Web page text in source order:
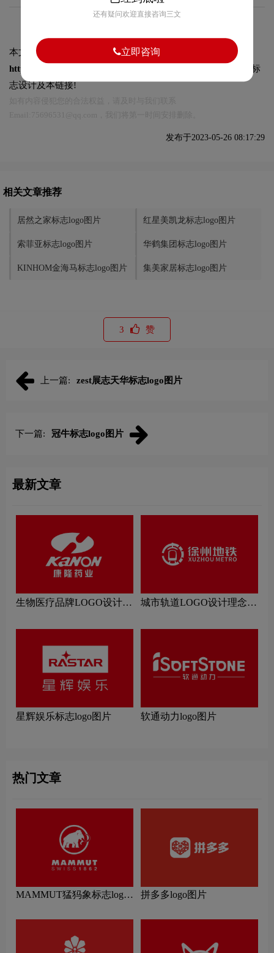
本文标题和链接
欧亚达标志logo图片:
https://logo9.net/works/10996.html
转载时请注明出处为诗宸标
志设计及本链接!
发布于2023-05-26 08:17:29
相关文章推荐
居然之家标志logo图片 红星美凯龙标志logo图片
索菲亚标志logo图片 华鹤集团标志logo图片
KINHOM金海马标志logo图片 集美家居标志logo图片
3 赞
上一篇: zest展志天华标志logo图片
下一篇: 冠牛标志logo图片
最新文章
生物医疗品牌LOGO设计理
城市轨道LOGO设计理念解
星辉娱乐标志logo图片 软通动力logo图片
热门文章
MAMMUT猛犸象标志logo
拼多多logo图片
还有疑问欢迎直接咨询三文
立即咨询